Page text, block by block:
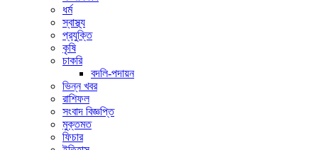
ধর্ম
স্বাস্থ্য
প্রযুক্তি
কৃষি
চাকরি
বদলি-পদায়ন
ভিন্ন খবর
রাশিফল
সংবাদ বিজ্ঞপ্তি
মুক্তমত
ফিচার